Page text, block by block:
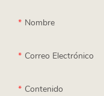
Nombre
Correo Electrónico
Contenido